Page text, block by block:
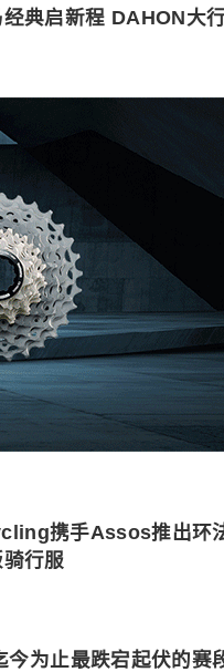
典启新程 DAHON大
携手Assos推出环
行服
今为止最跌宕起伏的赛